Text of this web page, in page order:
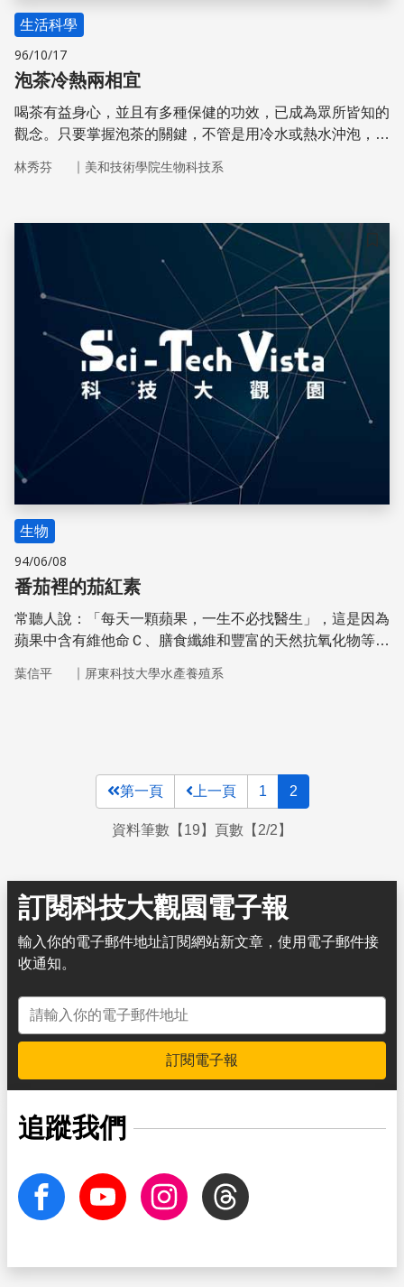
生活科學
96/10/17
泡茶冷熱兩相宜
喝茶有益身心，並且有多種保健的功效，已成為眾所皆知的
觀念。只要掌握泡茶的關鍵，不管是用冷水或熱水沖泡，都
林秀芬 ｜ 美和技術學院生物科技系
儲存
生物
94/06/08
番茄裡的茄紅素
常聽人說：「每天一顆蘋果，一生不必找醫生」，這是因為
蘋果中含有維他命Ｃ、膳食纖維和豐富的天然抗氧化物等。
健康有益。
葉信平 ｜ 屏東科技大學水產養殖系
第一頁 上一頁 1 2
資料筆數【19】頁數【2/2】
訂閱科技大觀園電子報
輸入你的電子郵件地址訂閱網站新文章，使用電子郵件接
收通知。
電子郵件地址
訂閱電子報
追蹤我們
facebook Youtube InstagramThreads